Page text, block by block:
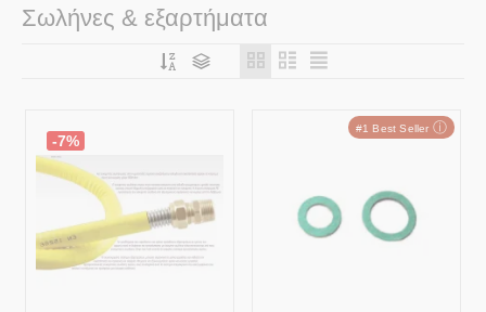
Σωλήνες & εξαρτήματα
-7%
#1 Best Seller ⓘ